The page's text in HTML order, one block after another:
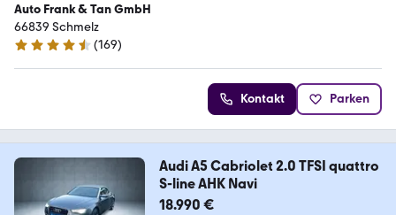
Auto Frank & Tan GmbH
66839 Schmelz
4.6 Sterne
(169)
Kontakt Parken
Audi A5 Cabriolet 2.0 TFSI quattro
S-line AHK Navi
18.990 €